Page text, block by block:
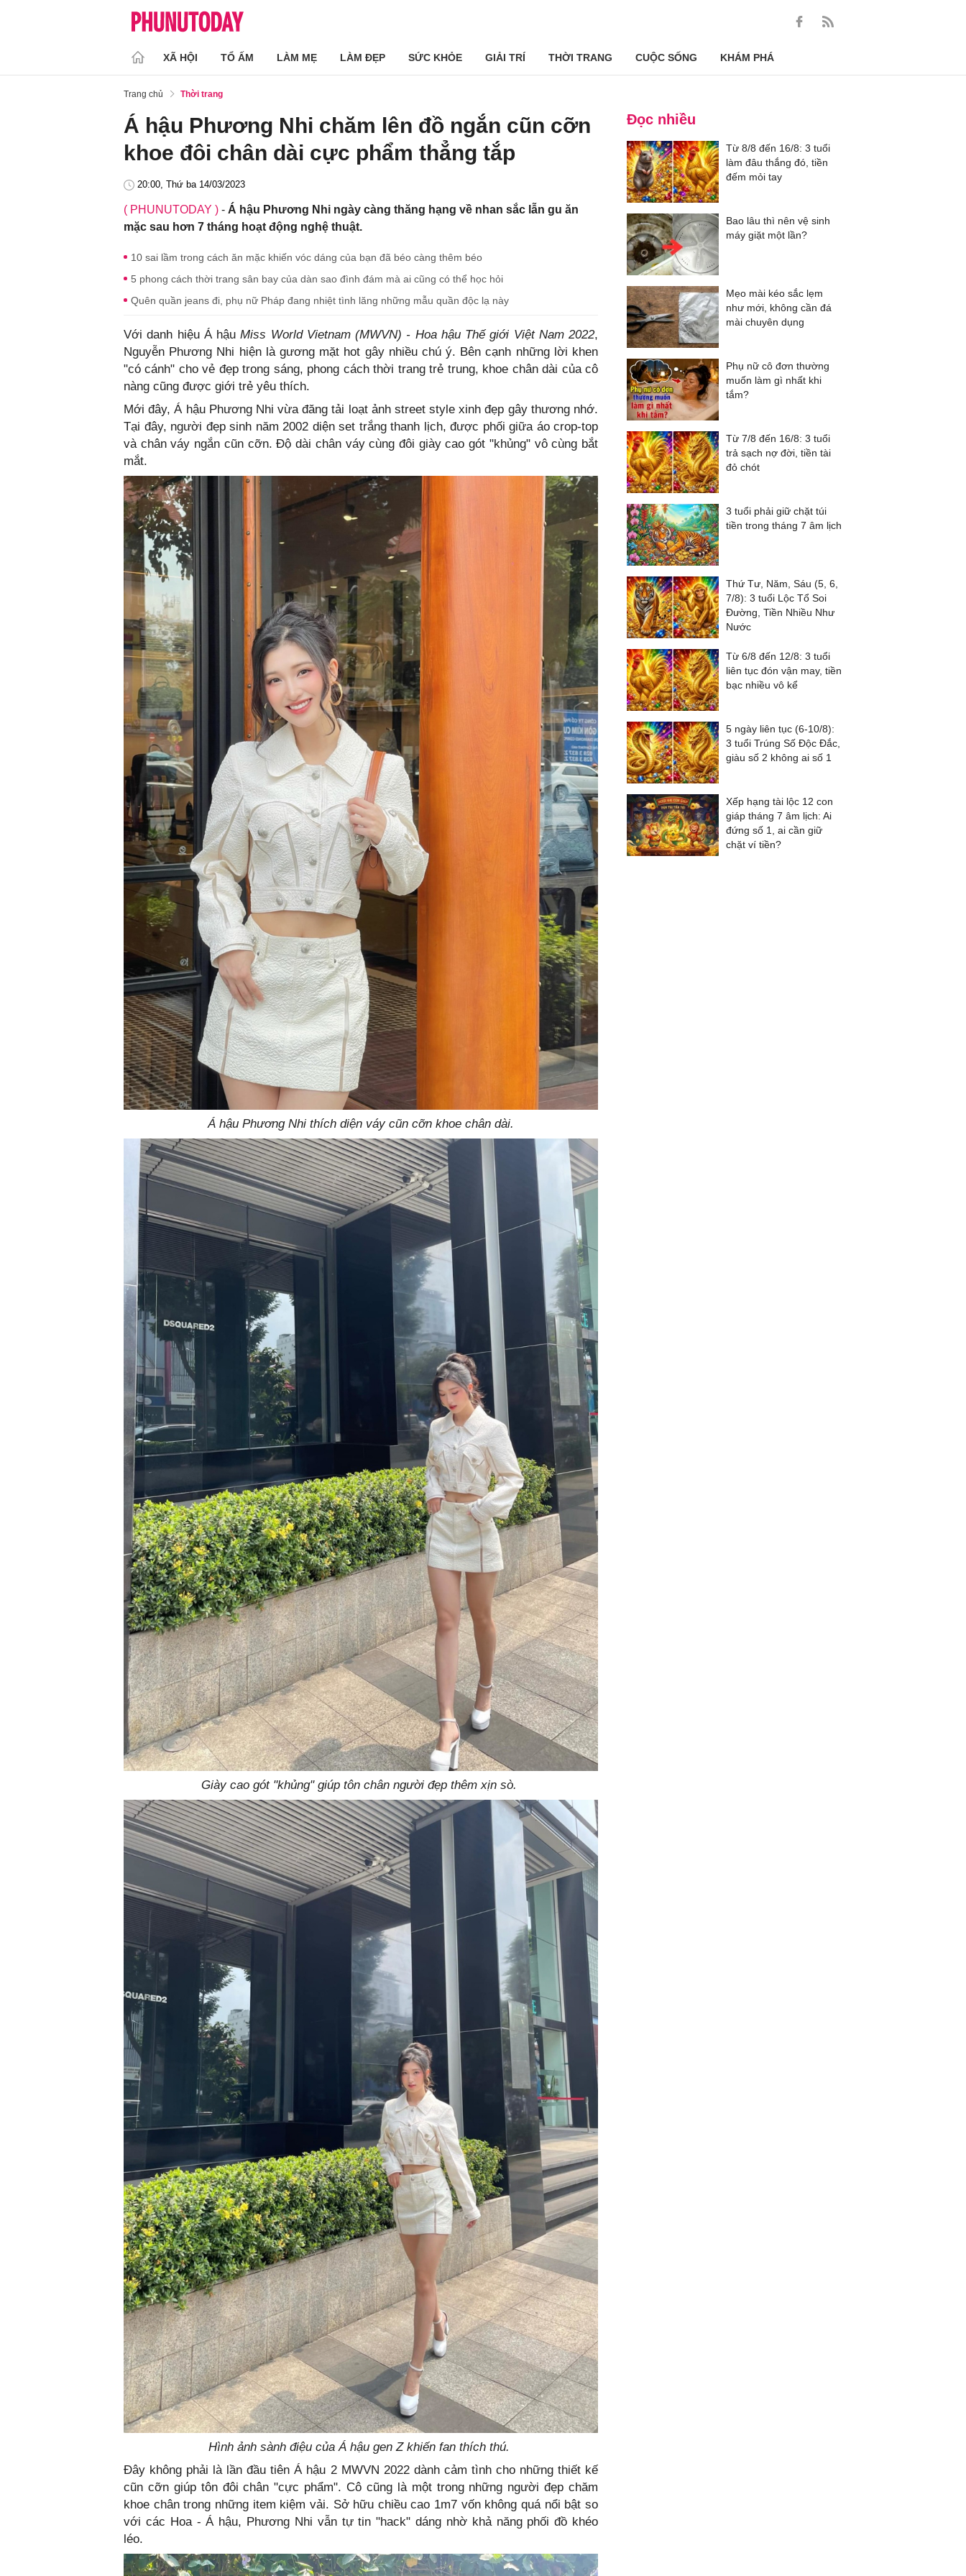
XÃ HỘI TỔ ẤM LÀM MẸ LÀM ĐẸP SỨC KHỎE GIẢI TRÍ THỜI TRANG CUỘC SỐNG KHÁM PHÁ
Trang chủ Thời trang
Á hậu Phương Nhi chăm lên đồ ngắn cũn cỡn
khoe đôi chân dài cực phẩm thẳng tắp
20:00, Thứ ba 14/03/2023
( PHUNUTODAY ) - Á hậu Phương Nhi ngày càng thăng hạng về nhan sắc lẫn gu ăn
mặc sau hơn 7 tháng hoạt động nghệ thuật.
10 sai lầm trong cách ăn mặc khiến vóc dáng của bạn đã béo càng thêm béo
5 phong cách thời trang sân bay của dàn sao đình đám mà ai cũng có thể học hỏi
Quên quần jeans đi, phụ nữ Pháp đang nhiệt tình lăng những mẫu quần độc lạ này
Với danh hiệu Á hậu Miss World Vietnam (MWVN) - Hoa hậu Thế giới Việt Nam 2022,
Nguyễn Phương Nhi hiện là gương mặt hot gây nhiều chú ý. Bên cạnh những lời khen
"có cánh" cho vẻ đẹp trong sáng, phong cách thời trang trẻ trung, khoe chân dài của cô
nàng cũng được giới trẻ yêu thích.
Mới đây, Á hậu Phương Nhi vừa đăng tải loạt ảnh street style xinh đẹp gây thương nhớ.
Tại đây, người đẹp sinh năm 2002 diện set trắng thanh lịch, được phối giữa áo crop-top
và chân váy ngắn cũn cỡn. Độ dài chân váy cùng đôi giày cao gót "khủng" vô cùng bắt
mắt.
Á hậu Phương Nhi thích diện váy cũn cỡn khoe chân dài.
Giày cao gót "khủng" giúp tôn chân người đẹp thêm xịn sò.
Hình ảnh sành điệu của Á hậu gen Z khiến fan thích thú.
Đây không phải là lần đầu tiên Á hậu 2 MWVN 2022 dành cảm tình cho những thiết kế
cũn cỡn giúp tôn đôi chân "cực phẩm". Cô cũng là một trong những người đẹp chăm
khoe chân trong những item kiệm vải. Sở hữu chiều cao 1m7 vốn không quá nổi bật so
với các Hoa - Á hậu, Phương Nhi vẫn tự tin "hack" dáng nhờ khả năng phối đồ khéo
léo.
Đọc nhiều
Từ 8/8 đến 16/8: 3 tuổi
làm đâu thắng đó, tiền
đếm mỏi tay
Bao lâu thì nên vệ sinh
máy giặt một lần?
Mẹo mài kéo sắc lẹm
như mới, không cần đá
mài chuyên dụng
Phụ nữ cô đơn thường
muốn làm gì nhất khi
tắm?
Từ 7/8 đến 16/8: 3 tuổi
trả sạch nợ đời, tiền tài
đỏ chót
3 tuổi phải giữ chặt túi
tiền trong tháng 7 âm lịch
Thứ Tư, Năm, Sáu (5, 6,
7/8): 3 tuổi Lộc Tổ Soi
Đường, Tiền Nhiều Như
Nước
Từ 6/8 đến 12/8: 3 tuổi
liên tục đón vận may, tiền
bạc nhiều vô kể
5 ngày liên tục (6-10/8):
3 tuổi Trúng Số Độc Đắc,
giàu số 2 không ai số 1
Xếp hạng tài lộc 12 con
giáp tháng 7 âm lịch: Ai
đứng số 1, ai cần giữ
chặt ví tiền?